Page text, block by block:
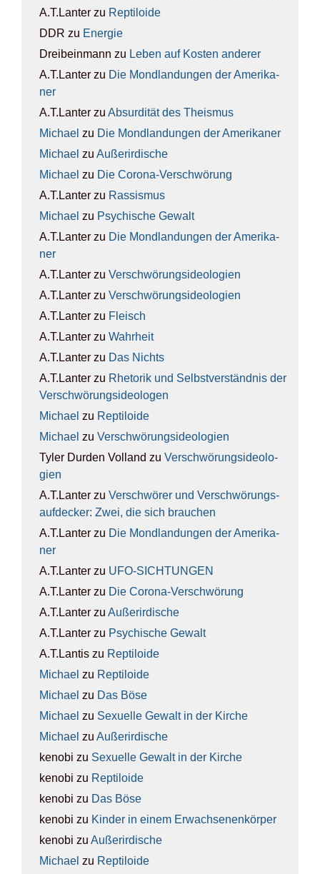
A.T.Lanter zu Rep­ti­lo­ide
DDR zu Ener­gie
Dreibeinmann zu Leben auf Kos­ten ande­rer
A.T.Lanter zu Die Mond­lan­dun­gen der Ame­ri­ka­
ner
A.T.Lanter zu Absur­di­tät des The­is­mus
Michael zu Die Mond­lan­dun­gen der Ame­ri­ka­ner
Michael zu Außer­ir­di­sche
Michael zu Die Coro­na-Ver­schwö­rung
A.T.Lanter zu Ras­sis­mus
Michael zu Psy­chi­sche Gewalt
A.T.Lanter zu Die Mond­lan­dun­gen der Ame­ri­ka­
ner
A.T.Lanter zu Ver­schwö­rungs­ideo­lo­gien
A.T.Lanter zu Ver­schwö­rungs­ideo­lo­gien
A.T.Lanter zu Fleisch
A.T.Lanter zu Wahr­heit
A.T.Lanter zu Das Nichts
A.T.Lanter zu Rhe­to­rik und Selbst­ver­ständ­nis der
Ver­schwö­rungs­ideo­lo­gen
Michael zu Rep­ti­lo­ide
Michael zu Ver­schwö­rungs­ideo­lo­gien
Tyler Durden Volland zu Ver­schwö­rungs­ideo­lo­
gien
A.T.Lanter zu Ver­schwö­rer und Ver­schwö­rungs­
auf­de­cker: Zwei, die sich brau­chen
A.T.Lanter zu Die Mond­lan­dun­gen der Ame­ri­ka­
ner
A.T.Lanter zu UFO-SICH­TUN­GEN
A.T.Lanter zu Die Coro­na-Ver­schwö­rung
A.T.Lanter zu Außer­ir­di­sche
A.T.Lanter zu Psy­chi­sche Gewalt
A.T.Lantis zu Rep­ti­lo­ide
Michael zu Rep­ti­lo­ide
Michael zu Das Böse
Michael zu Sexu­el­le Gewalt in der Kir­che
Michael zu Außer­ir­di­sche
kenobi zu Sexu­el­le Gewalt in der Kir­che
kenobi zu Rep­ti­lo­ide
kenobi zu Das Böse
kenobi zu Kin­der in einem Erwach­se­nen­kör­per
kenobi zu Außer­ir­di­sche
Michael zu Rep­ti­lo­ide